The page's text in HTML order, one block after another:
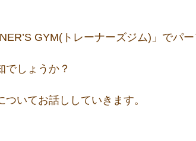
GYM(トレーナーズジム)」でパ
でしょうか？
いてお話ししていきます。